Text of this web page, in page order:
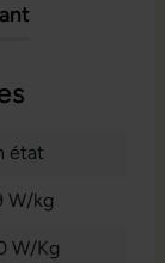
état
W/kg
W/Kg